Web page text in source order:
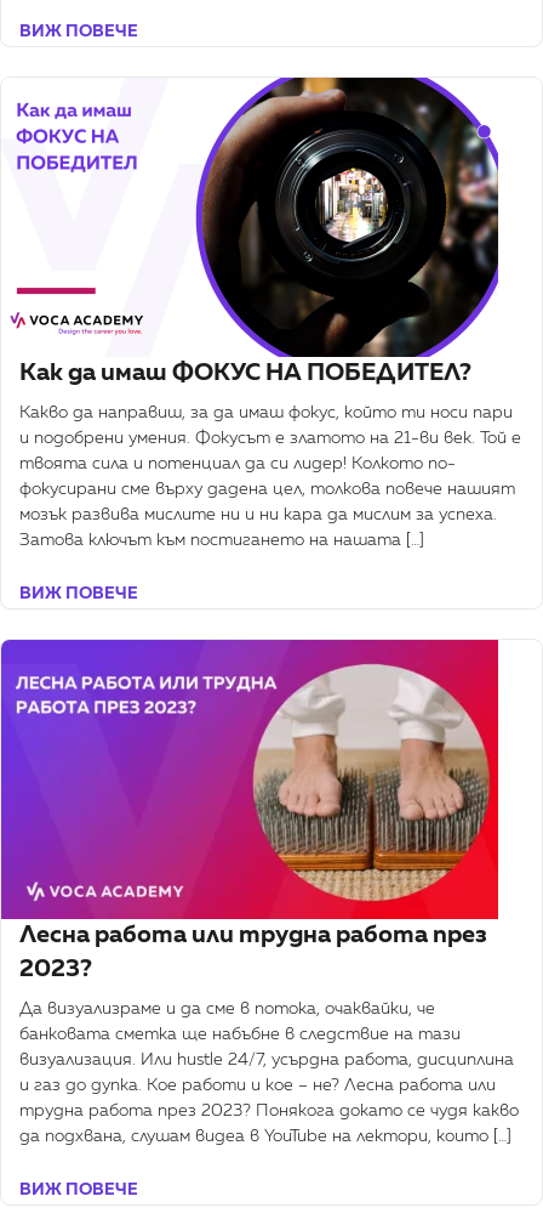
ВИЖ ПОВЕЧЕ
Как да имаш ФОКУС НА ПОБЕДИТЕЛ?
Какво да направиш, за да имаш фокус, който ти носи пари
и подобрени умения. Фокусът е златото на 21-ви век. Той е
твоята сила и потенциал да си лидер! Колкото по-
фокусирани сме върху дадена цел, толкова повече нашият
мозък развива мислите ни и ни кара да мислим за успеха.
Затова ключът към постигането на нашата […]
ВИЖ ПОВЕЧЕ
Лесна работа или трудна работа през
2023?
Да визуализраме и да сме в потока, очаквайки, че
банковата сметка ще набъбне в следствие на тази
визуализация. Или hustle 24/7, усърдна работа, дисциплина
и газ до дупка. Кое работи и кое – не? Лесна работа или
трудна работа през 2023? Понякога докато се чудя какво
да подхвана, слушам видеа в YouTube на лектори, които […]
ВИЖ ПОВЕЧЕ